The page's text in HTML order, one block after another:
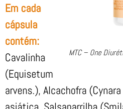
MTC – One
Em cada
cápsula
contém:
Cavalinha
(Equisetum
arvens.), Alcachofra